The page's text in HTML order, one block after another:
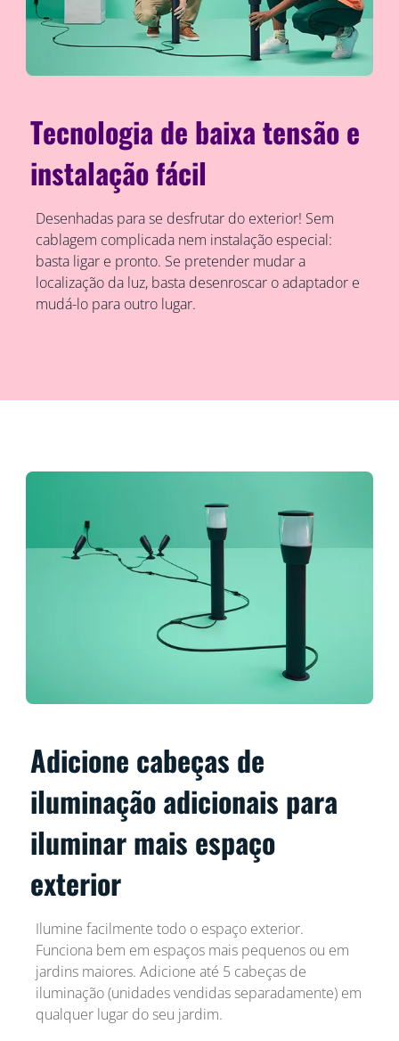
Tecnologia de baixa tensão e
instalação fácil
Desenhadas para se desfrutar do exterior! Sem
cablagem complicada nem instalação especial:
basta ligar e pronto. Se pretender mudar a
localização da luz, basta desenroscar o adaptador e
mudá-lo para outro lugar.
Adicione cabeças de
iluminação adicionais para
iluminar mais espaço
exterior
Ilumine facilmente todo o espaço exterior.
Funciona bem em espaços mais pequenos ou em
jardins maiores. Adicione até 5 cabeças de
iluminação (unidades vendidas separadamente) em
qualquer lugar do seu jardim.